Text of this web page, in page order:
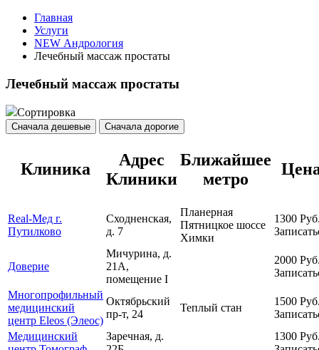
Главная
Услуги
NEW Андрология
Лечебный массаж простаты
Лечебный массаж простаты
Сортировка
Сначала дешевые Сначала дорогие
Клиника
Адрес
Клиники
Ближайшее
метро
Real-Мед г.
Путилково
Сходненская,
д. 7
Планерная
Пятницкое шоссе
Химки
1300
Доверие
Мичурина, д.
21А,
помещение I
2000
Многопрофильный
медицинский
центр Eleos (Элеос)
Октябрьский
пр-т, 24
Теплый стан
1500
Медицинский
Заречная, д.
1300